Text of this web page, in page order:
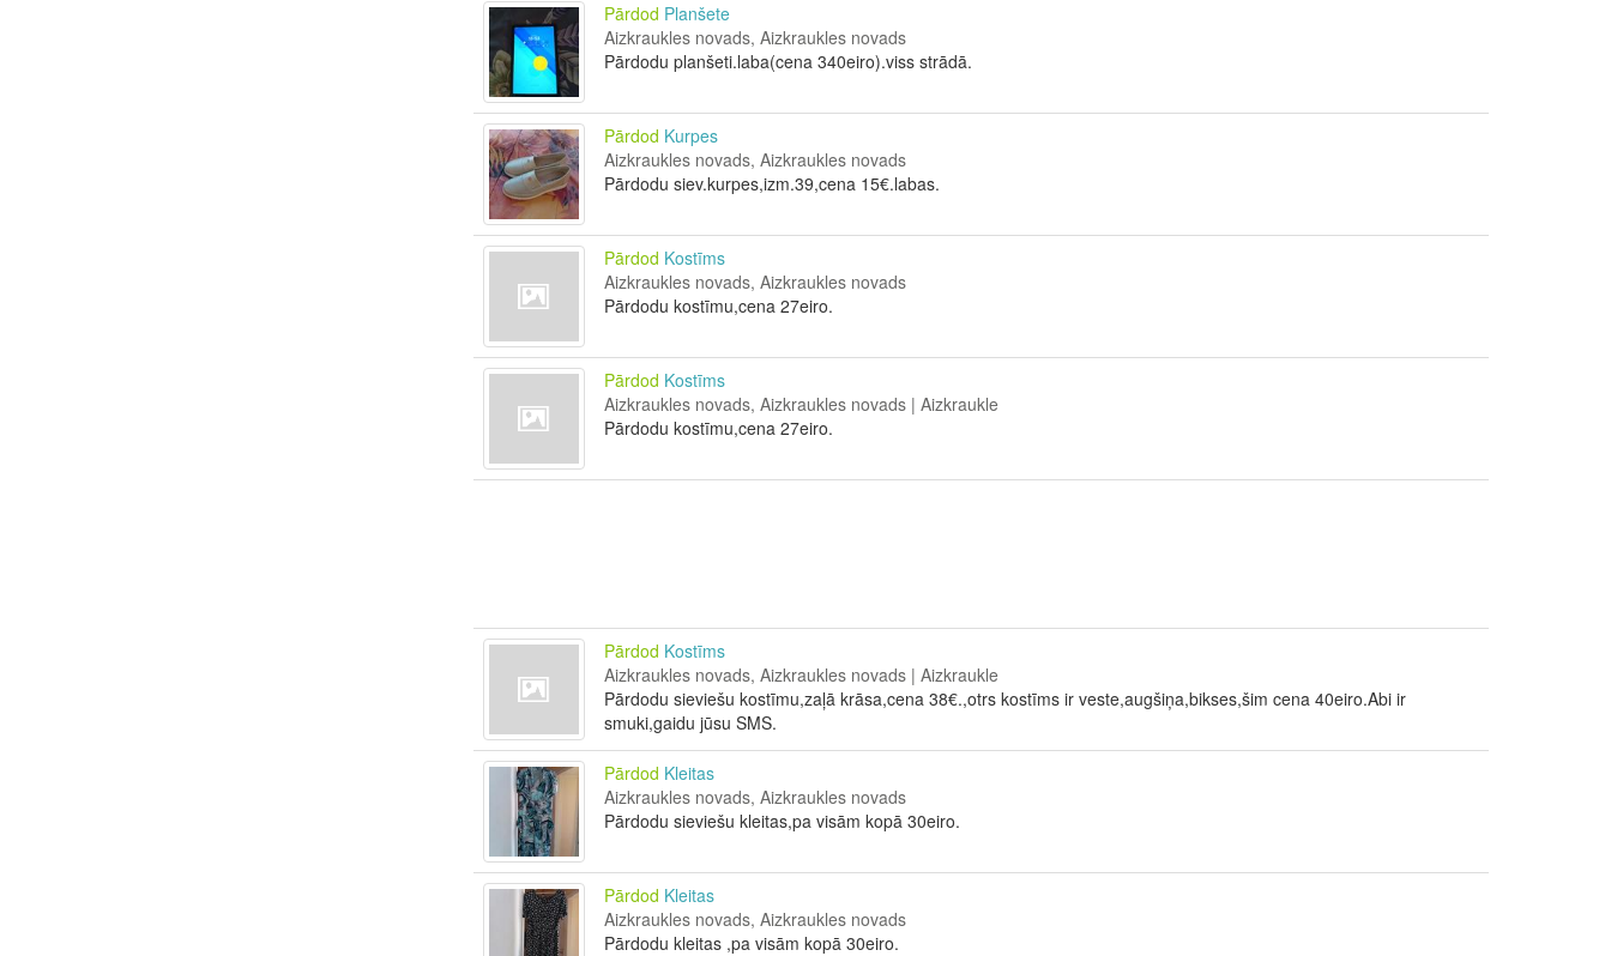
Pārdod Planšete
Aizkraukles novads, Aizkraukles novads
Pārdodu planšeti.laba(cena 340eiro).viss strādā.
Pārdod Kurpes
Aizkraukles novads, Aizkraukles novads
Pārdodu siev.kurpes,izm.39,cena 15€.labas.
Pārdod Kostīms
Aizkraukles novads, Aizkraukles novads
Pārdodu kostīmu,cena 27eiro.
Pārdod Kostīms
Aizkraukles novads, Aizkraukles novads | Aizkraukle
Pārdodu kostīmu,cena 27eiro.
Pārdod Kostīms
Aizkraukles novads, Aizkraukles novads | Aizkraukle
Pārdodu sieviešu kostīmu,zaļā krāsa,cena 38€.,otrs kostīms ir veste,augšiņa,bikses,šim cena 40eiro.Abi ir
smuki,gaidu jūsu SMS.
Pārdod Kleitas
Aizkraukles novads, Aizkraukles novads
Pārdodu sieviešu kleitas,pa visām kopā 30eiro.
Pārdod Kleitas
Aizkraukles novads, Aizkraukles novads
Pārdodu kleitas ,pa visām kopā 30eiro.